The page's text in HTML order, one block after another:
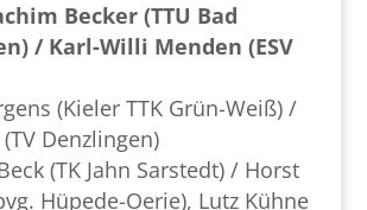
Becker (TTU Bad
/ Karl-Willi Menden (ESV
(Kieler TTK Grün-Weiß) /
Denzlingen)
(TK Jahn Sarstedt) / Horst
Hüpede-Oerie), Lutz Kühne